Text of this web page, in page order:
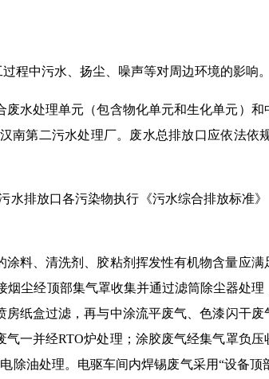
程中污水、扬尘、噪声等对周边环境的影响。
水处理单元（包含物化单元和生化单元）
南第二污水处理厂。废水总排放口应依法依
排放口各污染物执行《污水综合排放标准
料、清洗剂、胶粘剂挥发性有机物含量应
尘经顶部集气罩收集并通过滤筒除尘器处
纸盒过滤，再与中涂流平废气、色漆闪干
一并经RTO炉处理；涂胶废气经集气罩负
除油处理。电驱车间内焊锡废气采用“设备顶